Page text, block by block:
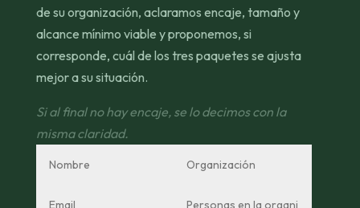
de su organización, aclaramos encaje, tamaño y
alcance mínimo viable y proponemos, si
corresponde, cuál de los tres paquetes se ajusta
mejor a su situación.
Si al final no hay encaje, se lo decimos con la
misma claridad.